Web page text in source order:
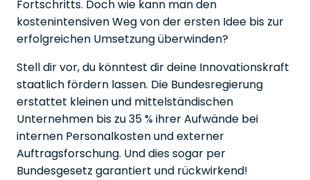
Fortschritts. Doch wie kann man den
kostenintensiven Weg von der ersten Idee bis zur
erfolgreichen Umsetzung überwinden?
Stell dir vor, du könntest dir deine Innovationskraft
staatlich fördern lassen. Die Bundesregierung
erstattet kleinen und mittelständischen
Unternehmen bis zu 35 % ihrer Aufwände bei
internen Personalkosten und externer
Auftragsforschung. Und dies sogar per
Bundesgesetz garantiert und rückwirkend!